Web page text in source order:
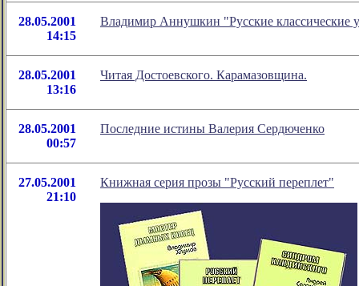
28.05.2001
14:15
Владимир Аннушкин "Русские классические
28.05.2001
13:16
Читая Достоевского. Карамазовщина.
28.05.2001
00:57
Последние истины Валерия Сердюченко
27.05.2001
21:10
Книжная серия прoзы "Русский переплет"